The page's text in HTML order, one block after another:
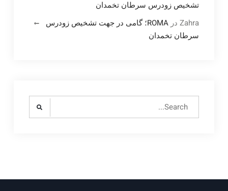
تشخیص زودرس سرطان تخمدان
Zahraدر
ROMA؛ گامی در جهت تشخیص زودرس
سرطان تخمدان
Search